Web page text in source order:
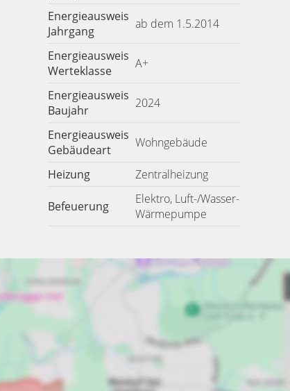
Energieausweis
Jahrgang
ab dem 1.5.2014
Energieausweis
Werteklasse
A+
Energieausweis
Baujahr
2024
Energieausweis
Gebäudeart
Wohngebäude
Heizung Zentralheizung
Befeuerung
Elektro, Luft-/Wasser-
Wärmepumpe